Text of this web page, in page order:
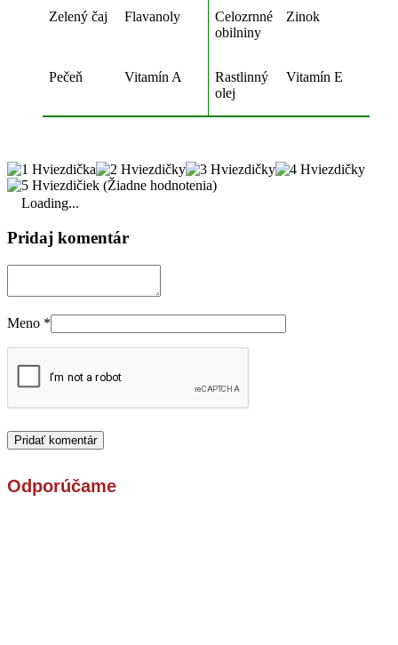
Zelený čaj Flavanoly
Celozrnné
obilniny
Zinok
Pečeň Vitamín A
Rastlinný
olej
Vitamín E
(Žiadne hodnotenia)
Loading...
Pridaj komentár
Meno *
Odporúčame